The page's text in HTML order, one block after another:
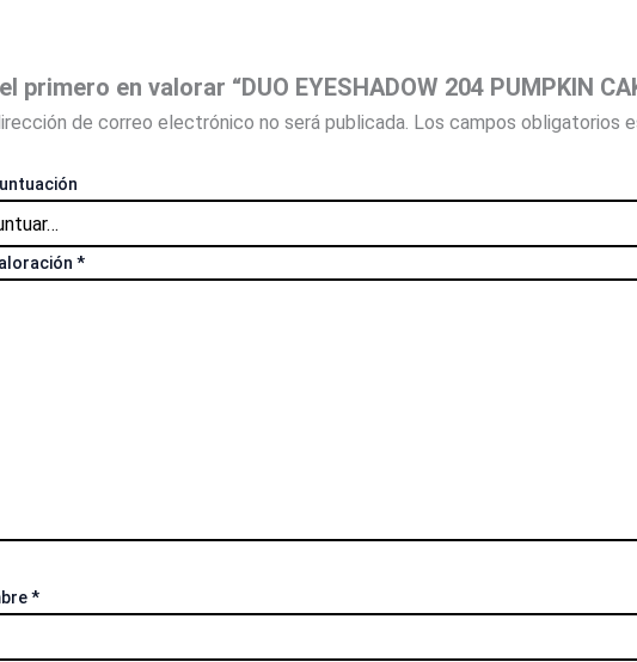
primero en valorar “DUO EYESHADOW 204 PUMPKIN
de correo electrónico no será publicada. Los campos obligatorios
*
*